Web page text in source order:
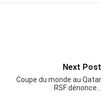
Next Post
Coupe du monde au Qatar
: RSF dénonce…